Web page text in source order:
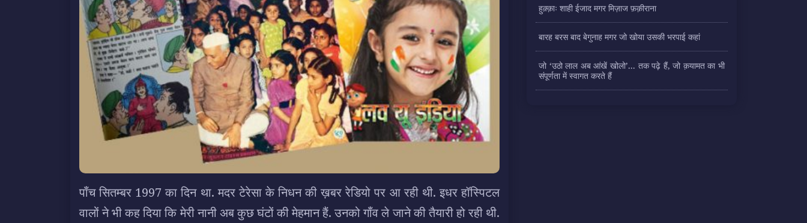
पाँच सितम्बर 1997 का दिन था. मदर टेरेसा के निधन की ख़बर रेडियो पर आ रही थी. इधर हॉस्पिटल
वालों ने भी कह दिया कि मेरी नानी अब कुछ घंटों की मेहमान हैं. उनको गाँव ले जाने की तैयारी हो रही थी.
हुक़्क़ाः शाही ईजाद मगर मिज़ाज फ़क़ीराना
बारह बरस बाद बेगुनाह मगर जो खोया उसकी भरपाई कहां
जो ‘उठो लाल अब आंखें खोलो’... तक पढ़े हैं, जो क़यामत का भी
संपूर्णता में स्वागत करते हैं